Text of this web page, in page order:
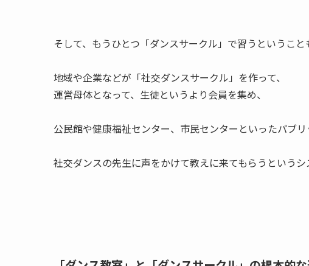
そして、もうひとつ「ダンスサークル」で習うということ
地域や企業などが「社交ダンスサークル」を作って、
運営母体となって、生徒というより会員を集め、
公民館や健康福祉センター、市民センターといったパブリ
社交ダンスの先生に声をかけて教えに来てもらうというシ